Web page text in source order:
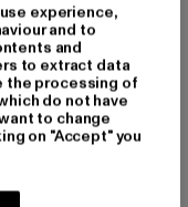
5% Elasthan
|
experience,
and to
and
to extract data
the processing of
do not have
to change
on "Accept" you